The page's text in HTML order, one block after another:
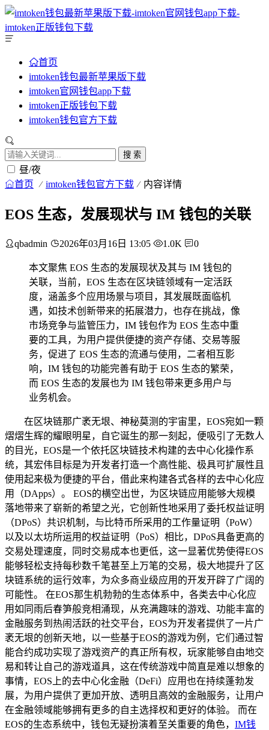
首页
imtoken钱包最新苹果版下载
imtoken官网钱包app下载
imtoken正版钱包下载
imtoken钱包官方下载
搜 索
昼/夜
首页 imtoken钱包官方下载 内容详情
EOS 生态，发展现状与 IM 钱包的关联
qbadmin 2026年03月16日 13:05 1.0K 0
本文聚焦 EOS 生态的发展现状及其与 IM 钱包的
关联，当前，EOS 生态在区块链领域有一定活跃
度，涵盖多个应用场景与项目，其发展既面临机
遇，如技术创新带来的拓展潜力，也存在挑战，像
市场竞争与监管压力，IM 钱包作为 EOS 生态中重
要的工具，为用户提供便捷的资产存储、交易等服
务，促进了 EOS 生态的流通与使用，二者相互影
响，IM 钱包的功能完善有助于 EOS 生态的繁荣，
而 EOS 生态的发展也为 IM 钱包带来更多用户与
业务机会。
在区块链那广袤无垠、神秘莫测的宇宙里，EOS宛如一颗
熠熠生辉的耀眼明星，自它诞生的那一刻起，便吸引了无数人
的目光，EOS是一个依托区块链技术构建的去中心化操作系
统，其宏伟目标是为开发者打造一个高性能、极具可扩展性且
使用起来极为便捷的平台，借此来构建各式各样的去中心化应
用（DApps）。 EOS的横空出世，为区块链应用能够大规模
落地带来了崭新的希望之光，它创新性地采用了委托权益证明
（DPoS）共识机制，与比特币所采用的工作量证明（PoW）
以及以太坊所运用的权益证明（PoS）相比，DPoS具备更高的
交易处理速度，同时交易成本也更低，这一显著优势使得EOS
能够轻松支持每秒数千笔甚至上万笔的交易，极大地提升了区
块链系统的运行效率，为众多商业级应用的开发开辟了广阔的
可能性。 在EOS那生机勃勃的生态体系中，各类去中心化应
用如同雨后春笋般竞相涌现，从充满趣味的游戏、功能丰富的
金融服务到热闹活跃的社交平台，EOS为开发者提供了一片广
袤无垠的创新天地，以一些基于EOS的游戏为例，它们通过智
能合约成功实现了游戏资产的真正所有权，玩家能够自由地交
易和转让自己的游戏道具，这在传统游戏中简直是难以想象的
事情，EOS上的去中心化金融（DeFi）应用也在持续蓬勃发
展，为用户提供了更加开放、透明且高效的金融服务，让用户
在金融领域能够拥有更多的自主选择权和更好的体验。 而在
EOS的生态系统中，钱包无疑扮演着至关重要的角色， IM钱